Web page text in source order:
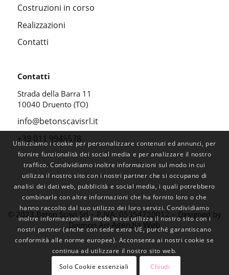
Costruzioni in corso
Realizzazioni
Contatti
Contatti
Strada della Barra 11
10040 Druento (TO)
info@betonscavisrl.it
+39 011 9945578
© 2023 Beton Scavi Srl – P.IVA: 05354720012 – Designed by
Daimon ArtAgenzia Web
Utilizziamo i cookie per personalizzare contenuti ed annunci, per
fornire funzionalità dei social media e per analizzare il nostro
traffico. Condividiamo inoltre informazioni sul modo in cui
utilizza il nostro sito con i nostri partner che si occupano di
analisi dei dati web, pubblicità e social media, i quali potrebbero
combinarle con altre informazioni che ha fornito loro o che
hanno raccolto dal suo utilizzo dei loro servizi. Condividiamo
inoltre informazioni sul modo in cui utilizza il nostro sito con i
nostri partner (anche con sede extra UE, purché garantiscano
conformità alle norme europee). Acconsenta ai nostri cookie se
continua ad utilizzare il nostro sito web.
Solo Cookie essenziali
Chiudi